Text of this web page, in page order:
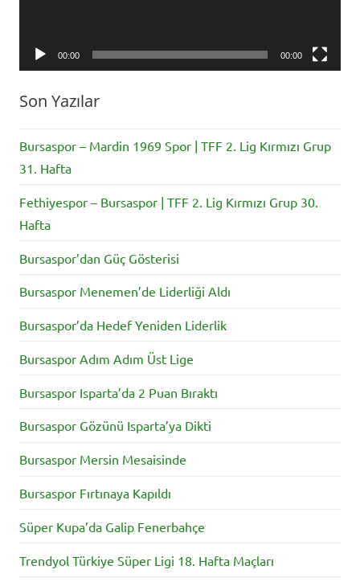
00:00 00:00
Son Yazılar
Bursaspor – Mardin 1969 Spor | TFF 2. Lig Kırmızı Grup
31. Hafta
Fethiyespor – Bursaspor | TFF 2. Lig Kırmızı Grup 30.
Hafta
Bursaspor’dan Güç Gösterisi
Bursaspor Menemen’de Liderliği Aldı
Bursaspor’da Hedef Yeniden Liderlik
Bursaspor Adım Adım Üst Lige
Bursaspor Isparta’da 2 Puan Bıraktı
Bursaspor Gözünü Isparta’ya Dikti
Bursaspor Mersin Mesaisinde
Bursaspor Fırtınaya Kapıldı
Süper Kupa’da Galip Fenerbahçe
Trendyol Türkiye Süper Ligi 18. Hafta Maçları